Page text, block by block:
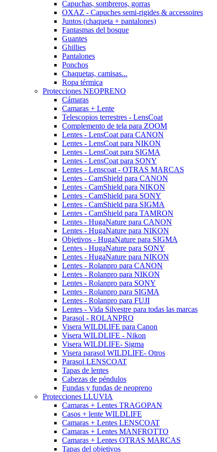
Capuchas, sombreros, gorras
OXAZ - Capuches semi-rigides & accessoires
Juntos (chaqueta + pantalones)
Fantasmas del bosque
Guantes
Ghillies
Pantalones
Ponchos
Chaquetas, camisas...
Ropa térmica
Protecciones NEOPRENO
Cámaras
Camaras + Lente
Telescopios terrestres - LensCoat
Complemento de tela para ZOOM
Lentes - LensCoat para CANON
Lentes - LensCoat para NIKON
Lentes - LensCoat para SIGMA
Lentes - LensCoat para SONY
Lentes - Lenscoat - OTRAS MARCAS
Lentes - CamShield para CANON
Lentes - CamShield para NIKON
Lentes - CamShield para SONY
Lentes - CamShield para SIGMA
Lentes - CamShield para TAMRON
Lentes - HugaNature para CANON
Lentes - HugaNature para NIKON
Objetivos - HugaNature para SIGMA
Lentes - HugaNature para SONY
Lentes - HugaNature para NIKON
Lentes - Rolanpro para CANON
Lentes - Rolanpro para NIKON
Lentes - Rolanpro para SONY
Lentes - Rolanpro para SIGMA
Lentes - Rolanpro para FUJI
Lentes - Vida Silvestre para todas las marcas
Parasol - ROLANPRO
Visera WILDLIFE para Canon
Visera WILDLIFE - Nikon
Visera WILDLIFE- Sigma
Visera parasol WILDLIFE- Otros
Parasol LENSCOAT
Tapas de lentes
Cabezas de péndulos
Fundas y fundas de neopreno
Protecciones LLUVIA
Camaras + Lentes TRAGOPAN
Casos + lente WILDLIFE
Camaras + Lentes LENSCOAT
Camaras + Lentes MANFROTTO
Camaras + Lentes OTRAS MARCAS
Tapas del objetivos